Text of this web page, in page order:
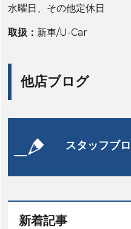
水曜日、その他定休日
取扱： 新車/U-Car
他店ブログ
スタッフブ
新着記事